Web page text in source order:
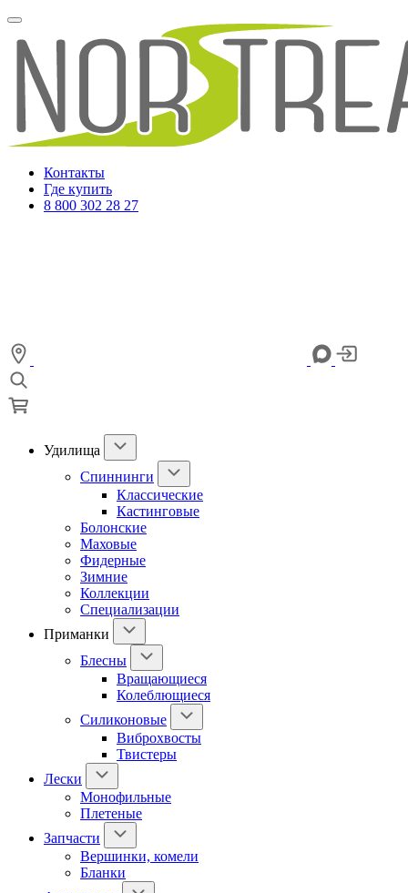
Контакты
Где купить
8 800 302 28 27
Удилища
Спиннинги
Классические
Кастинговые
Болонские
Маховые
Фидерные
Зимние
Коллекции
Специализации
Приманки
Блесны
Вращающиеся
Колеблющиеся
Силиконовые
Виброхвосты
Твистеры
Лески
Монофильные
Плетеные
Запчасти
Вершинки, комели
Бланки